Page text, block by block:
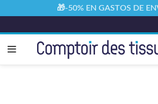
🎁-50% EN GASTOS DE